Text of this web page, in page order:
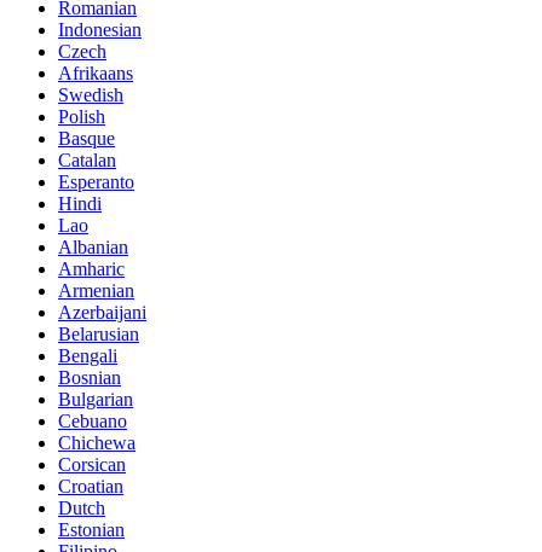
Romanian
Indonesian
Czech
Afrikaans
Swedish
Polish
Basque
Catalan
Esperanto
Hindi
Lao
Albanian
Amharic
Armenian
Azerbaijani
Belarusian
Bengali
Bosnian
Bulgarian
Cebuano
Chichewa
Corsican
Croatian
Dutch
Estonian